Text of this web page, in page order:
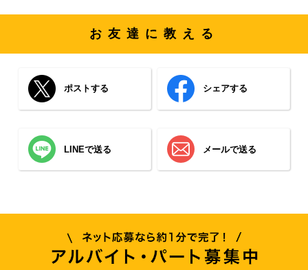
お友達に教える
ポストする シェアする
LINEで送る メールで送る